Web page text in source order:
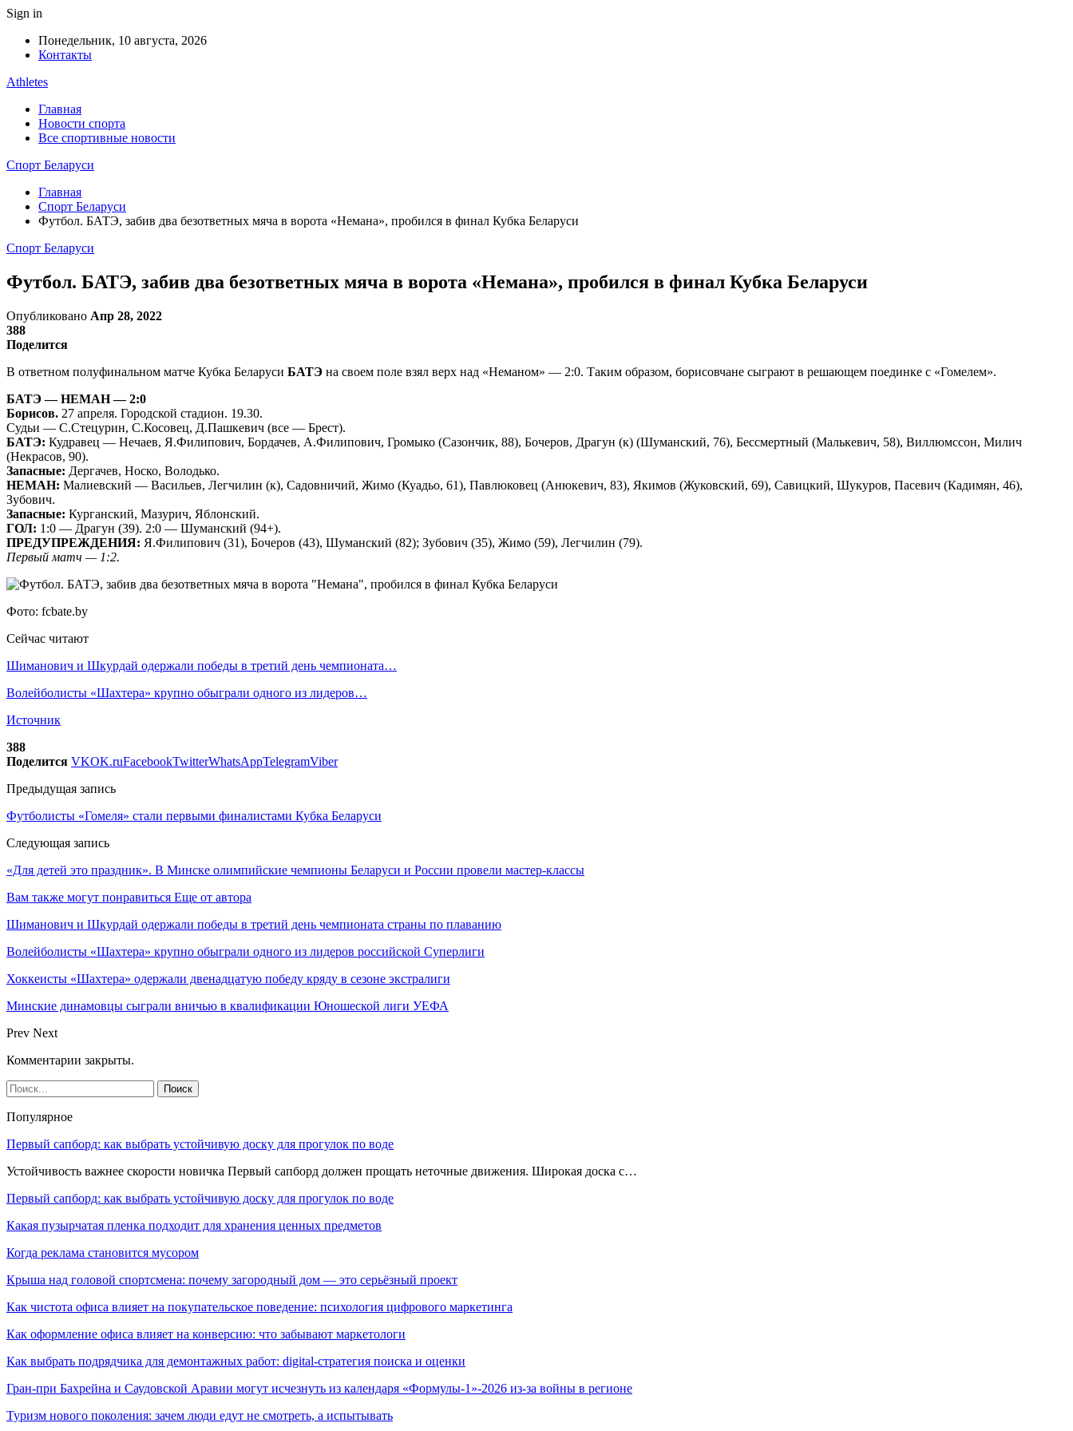
Sign in
Понедельник, 10 августа, 2026
Контакты
Athletes
Главная
Новости спорта
Все спортивные новости
Спорт Беларуси
Главная
Спорт Беларуси
Футбол. БАТЭ, забив два безответных мяча в ворота «Немана», пробился в финал Кубка Беларуси
Спорт Беларуси
Футбол. БАТЭ, забив два безответных мяча в ворота «Немана», пробился в финал Кубка Беларуси
Опубликовано Апр 28, 2022
388
Поделится
В ответном полуфинальном матче Кубка Беларуси БАТЭ на своем поле взял верх над «Неманом» — 2:0. Таким образом, борисовчане сыграют в решающем поединке с «Гомелем».
БАТЭ — НЕМАН — 2:0
Борисов. 27 апреля. Городской стадион. 19.30.
Судьи — С.Стецурин, С.Косовец, Д.Пашкевич (все — Брест).
БАТЭ: Кудравец — Нечаев, Я.Филипович, Бордачев, А.Филипович, Громыко (Сазончик, 88), Бочеров, Драгун (к) (Шуманский, 76), Бессмертный (Малькевич, 58), Виллюмссон, Милич
(Некрасов, 90).
Запасные: Дергачев, Носко, Володько.
НЕМАН: Малиевский — Васильев, Легчилин (к), Садовничий, Жимо (Куадьо, 61), Павлюковец (Анюкевич, 83), Якимов (Жуковский, 69), Савицкий, Шукуров, Пасевич (Кадимян, 46),
Зубович.
Запасные: Курганский, Мазурич, Яблонский.
ГОЛ: 1:0 — Драгун (39). 2:0 — Шуманский (94+).
ПРЕДУПРЕЖДЕНИЯ: Я.Филипович (31), Бочеров (43), Шуманский (82); Зубович (35), Жимо (59), Легчилин (79).
Первый матч — 1:2.
Фото: fcbate.by
Сейчас читают
Шиманович и Шкурдай одержали победы в третий день чемпионата…
Волейболисты «Шахтера» крупно обыграли одного из лидеров…
Источник
388
Поделится VKOK.ruFacebookTwitterWhatsAppTelegramViber
Предыдущая запись
Футболисты «Гомеля» стали первыми финалистами Кубка Беларуси
Следующая запись
«Для детей это праздник». В Минске олимпийские чемпионы Беларуси и России провели мастер-классы
Вам также могут понравиться Еще от автора
Шиманович и Шкурдай одержали победы в третий день чемпионата страны по плаванию
Волейболисты «Шахтера» крупно обыграли одного из лидеров российской Суперлиги
Хоккеисты «Шахтера» одержали двенадцатую победу кряду в сезоне экстралиги
Минские динамовцы сыграли вничью в квалификации Юношеской лиги УЕФА
Prev Next
Комментарии закрыты.
Популярное
Первый сапборд: как выбрать устойчивую доску для прогулок по воде
Устойчивость важнее скорости новичка Первый сапборд должен прощать неточные движения. Широкая доска с…
Первый сапборд: как выбрать устойчивую доску для прогулок по воде
Какая пузырчатая пленка подходит для хранения ценных предметов
Когда реклама становится мусором
Крыша над головой спортсмена: почему загородный дом — это серьёзный проект
Как чистота офиса влияет на покупательское поведение: психология цифрового маркетинга
Как оформление офиса влияет на конверсию: что забывают маркетологи
Как выбрать подрядчика для демонтажных работ: digital-стратегия поиска и оценки
Гран-при Бахрейна и Саудовской Аравии могут исчезнуть из календаря «Формулы-1»-2026 из-за войны в регионе
Туризм нового поколения: зачем люди едут не смотреть, а испытывать